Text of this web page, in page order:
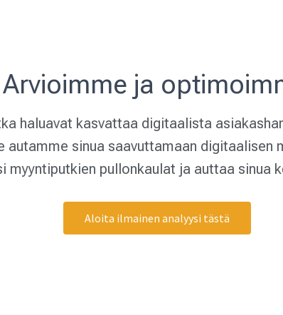
Arvioimme ja
haluavat kasvattaa digitaalista
sinua saavuttamaan digitaalisen
myyntiputkien pullonkaulat ja auttaa sinua
Aloita ilmainen analyysi tästä